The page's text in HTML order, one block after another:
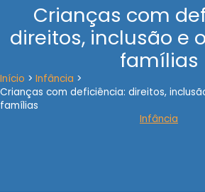
Crianças com
direitos, inclusão e
famílias
Início
Infância
Crianças com deficiência: direitos,
famílias
Infância